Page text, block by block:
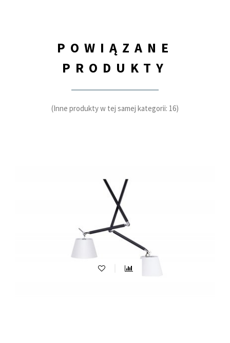
POWIĄZANE
PRODUKTY
(Inne produkty w tej samej kategorii: 16)